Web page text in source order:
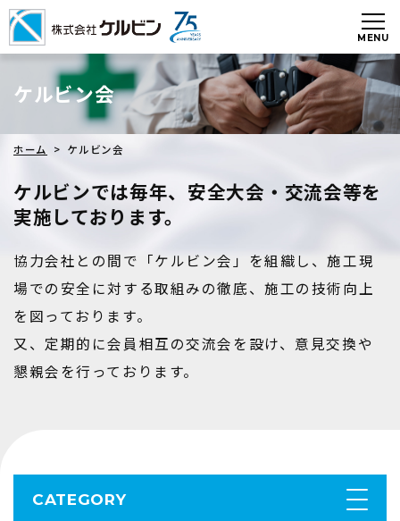
ケルビン会
ホーム > ケルビン会
ケルビンでは毎年、安全大会・交流会等を
実施しております。
協力会社との間で「ケルビン会」を組織し、施工現
場での安全に対する取組みの徹底、施工の技術向上
を図っております。
又、定期的に会員相互の交流会を設け、意見交換や
懇親会を行っております。
CATEGORY